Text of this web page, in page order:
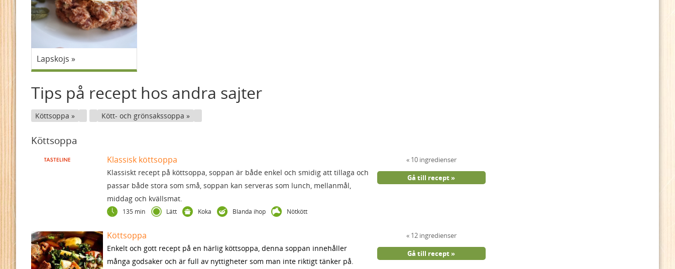
Lapskojs
Tips på recept hos andra sajter
Köttsoppa Kött- och grönsakssoppa
Köttsoppa
Klassisk köttsoppa
Klassiskt recept på köttsoppa, soppan är både enkel och smidig att tillaga och
passar både stora som små, soppan kan serveras som lunch, mellanmål,
middag och kvällsmat.
135 min Lätt Koka Blanda ihop Nötkött
10 ingredienser
Gå till recept
Köttsoppa
Enkelt och gott recept på en härlig köttsoppa, denna soppan innehåller
många godsaker och är full av nyttigheter som man inte riktigt tänker på.
12 ingredienser
Gå till recept